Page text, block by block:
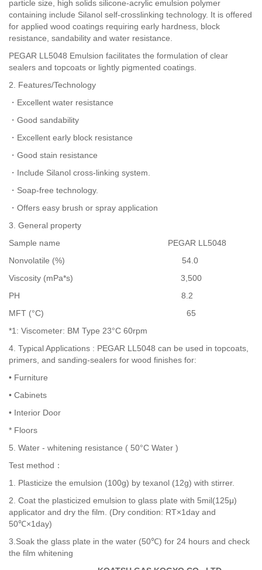
particle size, high solids silicone-acrylic emulsion polymer
containing include Silanol self-crosslinking technology. It is offered
for applied wood coatings requiring early hardness, block
resistance, sandability and water resistance.
PEGAR LL5048 Emulsion facilitates the formulation of clear
sealers and topcoats or lightly pigmented coatings.
2. Features/Technology
・Excellent water resistance
・Good sandability
・Excellent early block resistance
・Good stain resistance
・Include Silanol cross-linking system.
・Soap-free technology.
・Offers easy brush or spray application
3. General property
Sample name PEGAR LL5048
Nonvolatile (%) 54.0
Viscosity (mPa*s) 3,500
PH 8.2
MFT (°C) 65
*1: Viscometer: BM Type 23°C 60rpm
4. Typical Applications : PEGAR LL5048 can be used in topcoats,
primers, and sanding-sealers for wood finishes for:
• Furniture
• Cabinets
• Interior Door
* Floors
5. Water - whitening resistance ( 50°C Water )
Test method：
1. Plasticize the emulsion (100g) by texanol (12g) with stirrer.
2. Coat the plasticized emulsion to glass plate with 5mil(125μ)
applicator and dry the film. (Dry condition: RT×1day and
50℃×1day)
3.Soak the glass plate in the water (50℃) for 24 hours and check
the film whitening